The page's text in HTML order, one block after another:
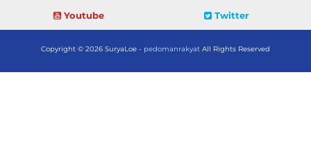
Youtube
Twitter
Copyright © 2026 SuryaLoe - pedomanrakyat All Rights Reserved